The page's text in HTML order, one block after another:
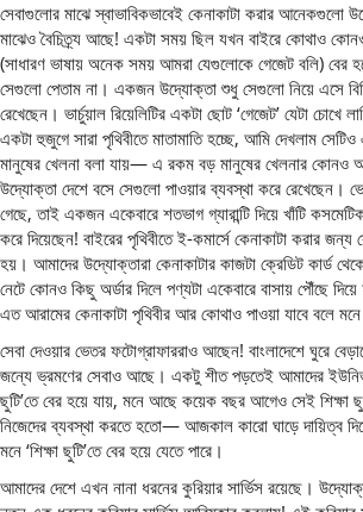
সেবাগুলোর মাঝে স্বাভাবিকভাবেই কেনাকাটা করার
মাঝেও বৈচিত্র্য আছে! একটা সময় ছিল যখন বাইরে কোথাও
(সাধারণ ভাষায় অনেক সময় আমরা যেগুলোকে গেজেট বলি) বের
সেগুলো পেতাম না। একজন উদ্যোক্তা শুধু সেগুলো নিয়ে এসে
রেখেছেন। ভার্চুয়াল রিয়েলিটির একটা ছোট ‘গেজেট’ যেটা চোখে
একটা হুজুগে সারা পৃথিবীতে মাতামাতি হচ্ছে, আমি দেখলাম
মানুষের খেলনা বলা যায়— এ রকম বড় মানুষের খেলনার কোনও
উদ্যোক্তা দেশে বসে সেগুলো পাওয়ার ব্যবস্থা করে রেখেছেন।
গেছে, তাই একজন একেবারে শতভাগ গ্যারান্টি দিয়ে খাঁটি
করে দিয়েছেন! বাইরের পৃথিবীতে ই-কমার্সে কেনাকাটা করার জন্য
হয়। আমাদের উদ্যোক্তারা কেনাকাটার কাজটা ক্রেডিট কার্ড
নেটে কোনও কিছু অর্ডার দিলে পণ্যটা একেবারে বাসায় পৌঁছে দিয়ে
এত আরামের কেনাকাটা পৃথিবীর আর কোথাও পাওয়া যাবে বলে
সেবা দেওয়ার ভেতর ফটোগ্রাফাররাও আছেন! বাংলাদেশে ঘুরে
জন্যে ভ্রমণের সেবাও আছে। একটু শীত পড়তেই আমাদের
ছুটি’তে বের হয়ে যায়, মনে আছে কয়েক বছর আগেও সেই শিক্ষা
নিজেদের ব্যবস্থা করতে হতো— আজকাল কারো ঘাড়ে দায়িত্ব
মনে ‘শিক্ষা ছুটি’তে বের হয়ে যেতে পারে।
আমাদের দেশে এখন নানা ধরনের কুরিয়ার সার্ভিস রয়েছে।